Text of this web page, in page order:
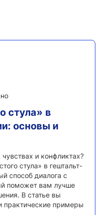
стула» в
основы и
и конфликтах?
стула» в гештальт-
способ диалога с
поможет вам лучше
В статье вы
практические примеры